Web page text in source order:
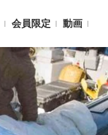
会員限定 動画